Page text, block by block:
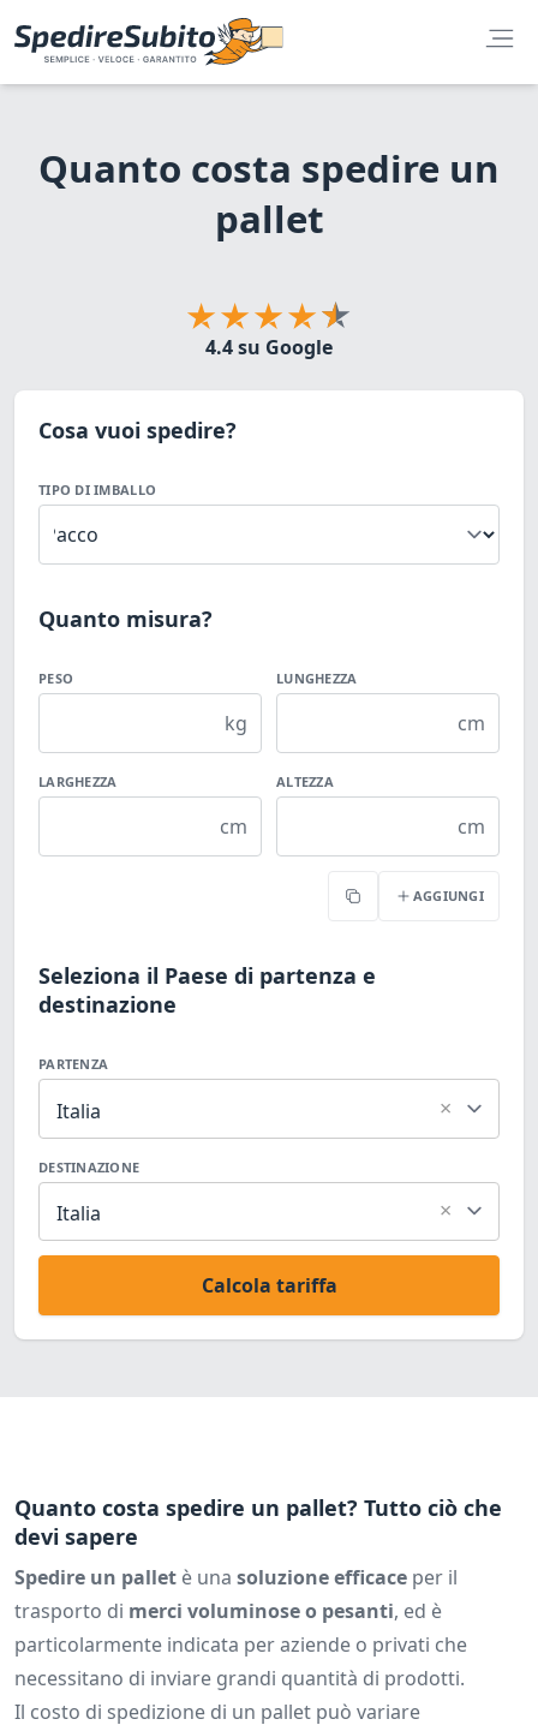
Quanto costa spedire un
pallet
4.4 su Google
Cosa vuoi spedire?
TIPO DI IMBALLO
Quanto misura?
PESO
kg
LUNGHEZZA
cm
LARGHEZZA
cm
ALTEZZA
cm
Copia AGGIUNGI
Seleziona il Paese di partenza e
destinazione
PARTENZA
Italia ×
DESTINAZIONE
Italia ×
Calcola tariffa
Quanto costa spedire un pallet? Tutto ciò che
devi sapere
Spedire un pallet è una soluzione efficace per il
trasporto di merci voluminose o pesanti, ed è
particolarmente indicata per aziende o privati che
necessitano di inviare grandi quantità di prodotti.
Il costo di spedizione di un pallet può variare